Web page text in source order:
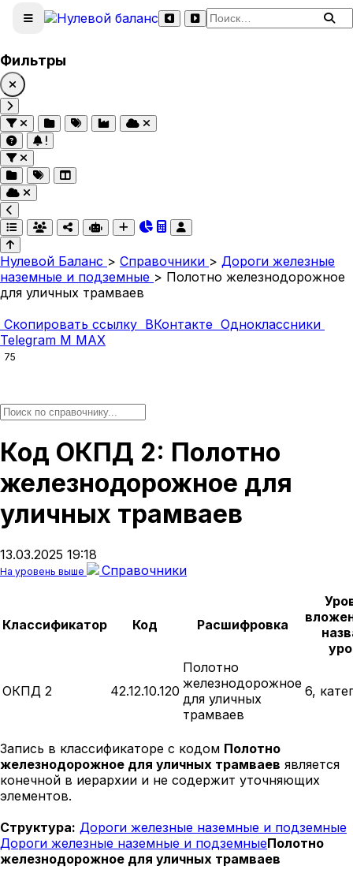
Поиск по сайту
Фильтры
Нулевой Баланс > Справочники > Дороги железные
наземные и подземные > Полотно железнодорожное
для уличных трамваев
Скопировать ссылку ВКонтакте Одноклассники
Telegram M MAX
75
Код ОКПД 2: Полотно
железнодорожное для
уличных трамваев
13.03.2025 19:18
На уровень выше Справочники
Классификатор Код Расшифровка
ОКПД 2 42.12.10.120
Полотно
железнодорожное
для уличных
трамваев
6,
Запись в классификаторе с кодом Полотно
железнодорожное для уличных трамваев является
конечной в иерархии и не содержит уточняющих
элементов.
Структура: Дороги железные наземные и подземные
Дороги железные наземные и подземныеПолотно
железнодорожное для уличных трамваев